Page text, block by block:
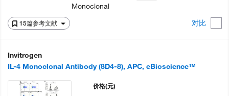
15篇参考文献 对比
Monoclonal
Invitrogen
IL-4 Monoclonal Antibody (8D4-8), APC, eBioscience™
价格(元)